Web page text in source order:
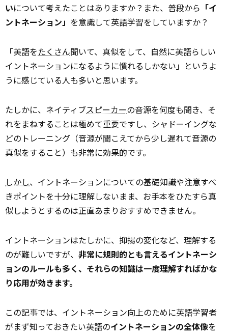
いについて考えたことはありますか？また、普段から 「イ
ントネーション」 を意識して英語学習をしていますか？
「英語をたくさん聞いて、真似をして、自然に英語らしい
イントネーションになるように慣れるしかない」というよ
うに感じている人も多いと思います。
たしかに、ネイティブスピーカーの音源を何度も聞き、そ
れをまねすることは極めて重要ですし、シャドーイングな
どのトレーニング（音源が聞こえてから少し遅れて音源の
真似をすること）も非常に効果的です。
しかし、イントネーションについての基礎知識や注意すべ
きポイントを十分に理解しないまま、お手本をひたすら真
似しようとするのは正直あまりおすすめできません。
イントネーションはたしかに、抑揚の変化など、理解する
のが難しいですが、 非常に規則的とも言えるイントネーシ
ョンのルールも多く、それらの知識は一度理解すればかな
り応用が効きます。
この記事では、イントネーション向上のために英語学習者
がまず知っておきたい英語のイントネーションの全体像を